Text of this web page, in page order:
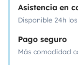
Asistencia en
Disponible 24h
Pago seguro
Más comodidad